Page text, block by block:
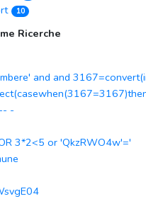
10
Ricerche
and and
-
3*2<5 or 'QkzRWO4w'='